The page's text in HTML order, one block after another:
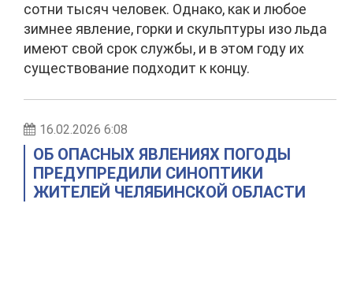
сотни тысяч человек. Однако, как и любое
зимнее явление, горки и скульптуры изо льда
имеют свой срок службы, и в этом году их
существование подходит к концу.
16.02.2026 6:08
ОБ ОПАСНЫХ ЯВЛЕНИЯХ ПОГОДЫ
ПРЕДУПРЕДИЛИ СИНОПТИКИ
ЖИТЕЛЕЙ ЧЕЛЯБИНСКОЙ ОБЛАСТИ